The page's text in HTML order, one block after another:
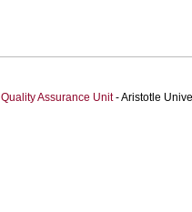
Quality Assurance Unit- Aristotle